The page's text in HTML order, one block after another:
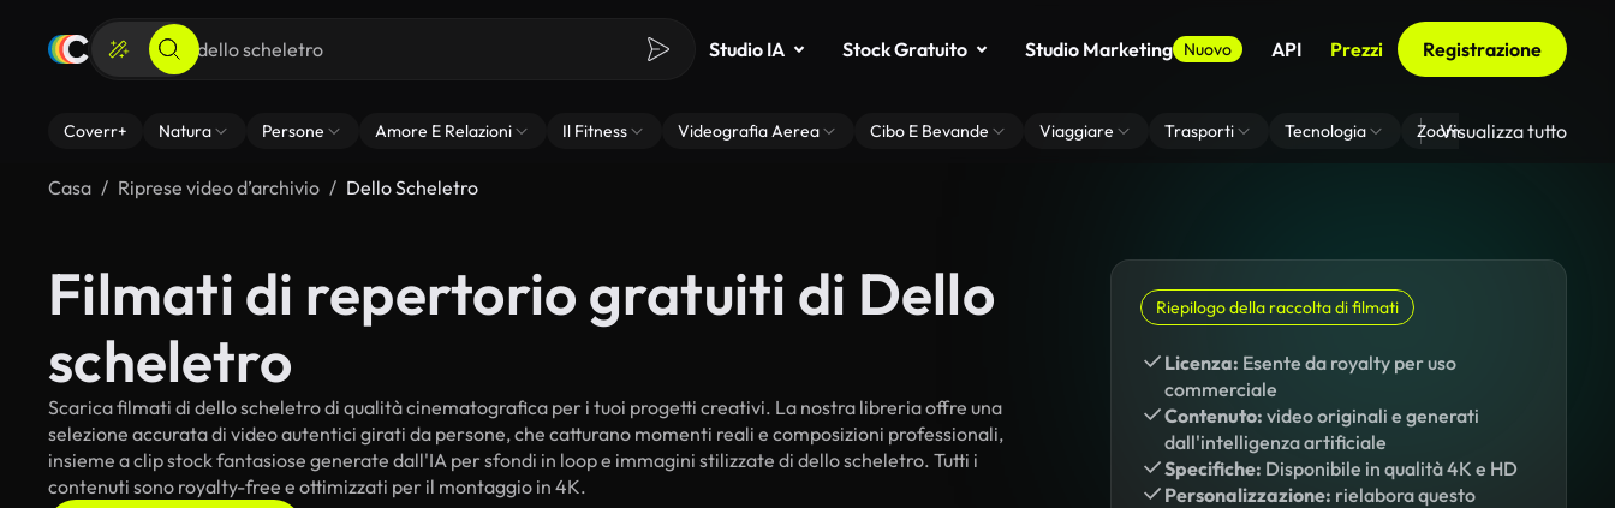
Studio IA Stock Gratuito Studio Marketing Nuovo API Prezzi Registrazione
Coverr+ Natura Persone Amore E Relazioni Il Fitness Videografia Aerea Cibo E Bevande Viaggiare Trasporti Tecnologia Zoom Di Sfondo Virtuale
Visualizza tutto
Casa Riprese video d’archivio Dello Scheletro
Filmati di repertorio gratuiti di Dello
scheletro
Scarica filmati di dello scheletro di qualità cinematografica per i tuoi progetti creativi. La nostra libreria offre una
selezione accurata di video autentici girati da persone, che catturano momenti reali e composizioni professionali,
insieme a clip stock fantasiose generate dall'IA per sfondi in loop e immagini stilizzate di dello scheletro. Tutti i
contenuti sono royalty-free e ottimizzati per il montaggio in 4K.
Riepilogo della raccolta di filmati
Licenza: Esente da royalty per uso
commerciale
Contenuto: video originali e generati
dall'intelligenza artificiale
Specifiche: Disponibile in qualità 4K e HD
Personalizzazione: rielabora questo